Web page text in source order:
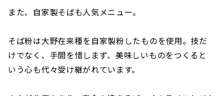
また、自家製そばも人気メニュー。
そば粉は大野在来種を自家製粉したものを使用。技だ
けでなく、手間を惜しまず、美味しいものをつくると
いう心も代々受け継がれています。